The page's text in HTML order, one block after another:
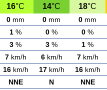
16°C 14°C 18°C
0 mm 0 mm 0 mm
1 % 0 % 0 %
3 % 3 % 1 %
7km/h 6km/h 7km/h
16km/h 17km/h 16km/h
NNE N NNE